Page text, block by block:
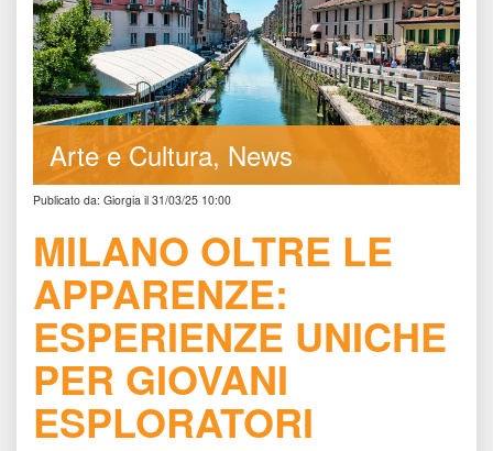
Arte e Cultura New
Publicato da: Giorgia il 31/03/25 10:00
MILANO OLTRE LE
APPARENZE:
ESPERIENZE UNICHE
PER GIOVANI
ESPLORATORI